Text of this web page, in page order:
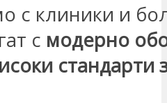
с клиники и
с модерно
стандарти